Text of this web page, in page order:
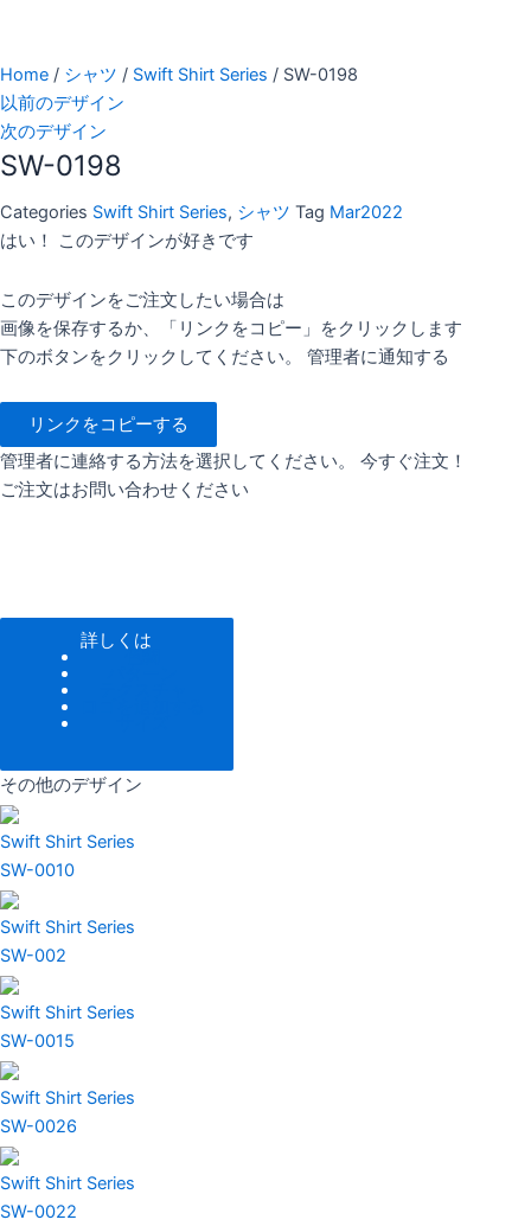
Home / シャツ / Swift Shirt Series / SW-0198
以前のデザイン
次のデザイン
SW-0198
Categories Swift Shirt Series, シャツ Tag Mar2022
はい！ このデザインが好きです
このデザインをご注文したい場合は
画像を保存するか、「リンクをコピー」をクリックします
下のボタンをクリックしてください。 管理者に通知する
リンクをコピーする
管理者に連絡する方法を選択してください。 今すぐ注文！
ご注文はお問い合わせください
詳しくは
色調
その他のデザイン
Swift Shirt Series
SW-0010
Swift Shirt Series
SW-002
Swift Shirt Series
SW-0015
Swift Shirt Series
SW-0026
Swift Shirt Series
SW-0022